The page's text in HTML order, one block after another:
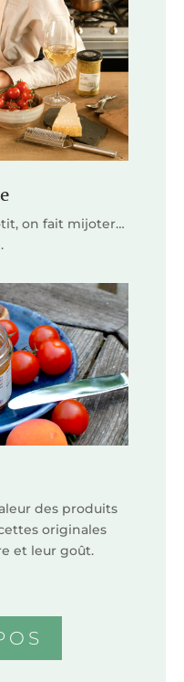
on fait mijoter…
des produits
originales
et leur goût.